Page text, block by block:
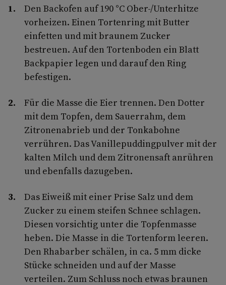
Den Backofen auf 190 °C Ober-/Unterhitze
vorheizen. Einen Tortenring mit Butter
einfetten und mit braunem Zucker
bestreuen. Auf den Tortenboden ein Blatt
Backpapier legen und darauf den Ring
befestigen.
Für die Masse die Eier trennen. Den Dotter
mit dem Topfen, dem Sauerrahm, dem
Zitronenabrieb und der Tonkabohne
verrühren. Das Vanillepuddingpulver mit der
kalten Milch und dem Zitronensaft anrühren
und ebenfalls dazugeben.
Das Eiweiß mit einer Prise Salz und dem
Zucker zu einem steifen Schnee schlagen.
Diesen vorsichtig unter die Topfenmasse
heben. Die Masse in die Tortenform leeren.
Den Rhabarber schälen, in ca. 5 mm dicke
Stücke schneiden und auf der Masse
verteilen. Zum Schluss noch etwas braunen